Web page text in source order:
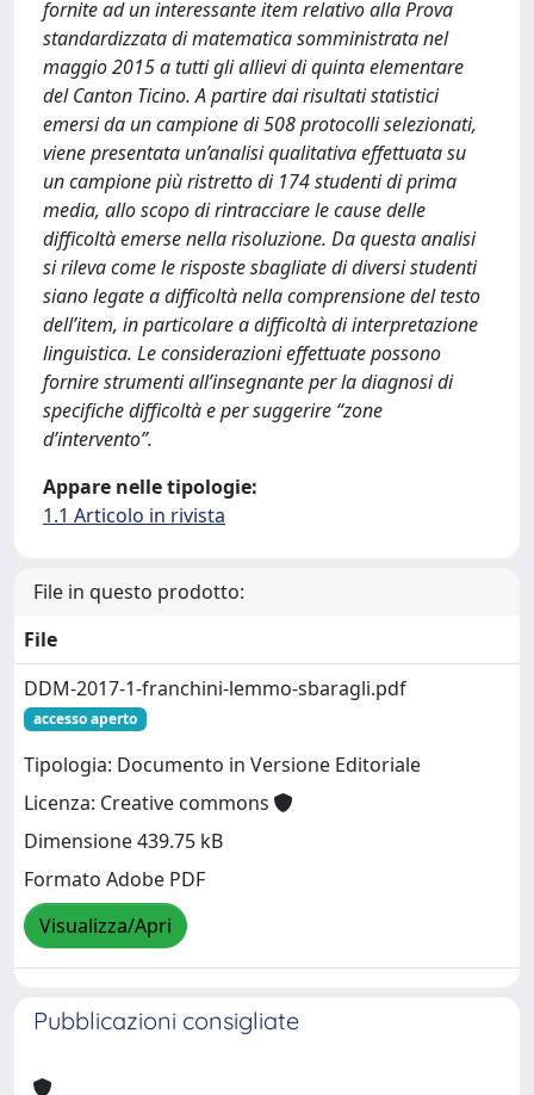
fornite ad un interessante item relativo alla Prova
standardizzata di matematica somministrata nel
maggio 2015 a tutti gli allievi di quinta elementare
del Canton Ticino. A partire dai risultati statistici
emersi da un campione di 508 protocolli selezionati,
viene presentata un’analisi qualitativa effettuata su
un campione più ristretto di 174 studenti di prima
media, allo scopo di rintracciare le cause delle
difficoltà emerse nella risoluzione. Da questa analisi
si rileva come le risposte sbagliate di diversi studenti
siano legate a difficoltà nella comprensione del testo
dell’item, in particolare a difficoltà di interpretazione
linguistica. Le considerazioni effettuate possono
fornire strumenti all’insegnante per la diagnosi di
specifiche difficoltà e per suggerire “zone
d’intervento”.
Appare nelle tipologie:
1.1 Articolo in rivista
File in questo prodotto:
File
DDM-2017-1-franchini-lemmo-sbaragli.pdf
accesso aperto
Tipologia: Documento in Versione Editoriale
Licenza: Creative commons
Dimensione 439.75 kB
Formato Adobe PDF
Visualizza/Apri
Pubblicazioni consigliate